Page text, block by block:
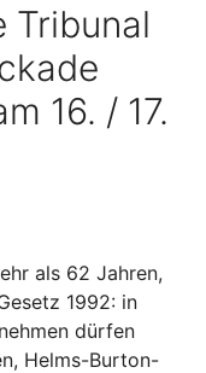
Tribunal
16. / 17.
als 62 Jahren,
1992: in
dürfen
Helms-Burton-